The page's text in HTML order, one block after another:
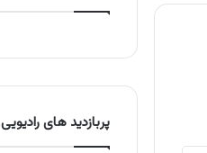
پربازدید های رادیویی